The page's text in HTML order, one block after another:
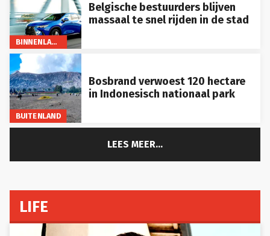
BINNENLAND
Belgische bestuurders blijven
massaal te snel rijden in de stad
BUITENLAND
Bosbrand verwoest 120 hectare
in Indonesisch nationaal park
LEES MEER...
LIFE